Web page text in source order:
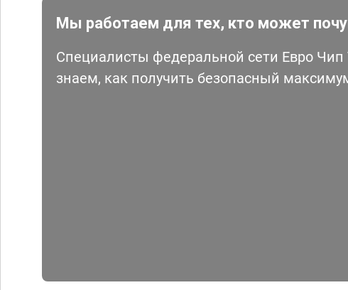
Мы работаем для тех, кто может
Специалисты федеральной сети Евро
знаем, как получить безопасный